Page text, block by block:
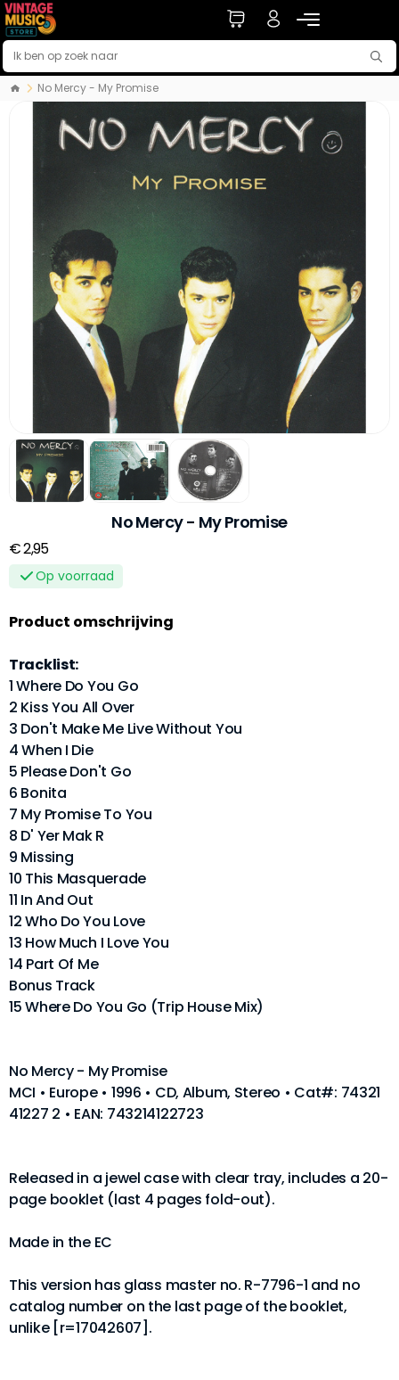
No Mercy - My Promise
No Mercy - My Promise
€ 2,95
Op voorraad
Product omschrijving
Tracklist:
1 Where Do You Go
2 Kiss You All Over
3 Don't Make Me Live Without You
4 When I Die
5 Please Don't Go
6 Bonita
7 My Promise To You
8 D' Yer Mak R
9 Missing
10 This Masquerade
11 In And Out
12 Who Do You Love
13 How Much I Love You
14 Part Of Me
Bonus Track
15 Where Do You Go (Trip House Mix)
No Mercy - My Promise
MCI • Europe • 1996 • CD, Album, Stereo • Cat#: 74321
41227 2 • EAN: 743214122723
Released in a jewel case with clear tray, includes a 20-
page booklet (last 4 pages fold-out).
Made in the EC
This version has glass master no. R-7796-1 and no
catalog number on the last page of the booklet,
unlike [r=17042607].